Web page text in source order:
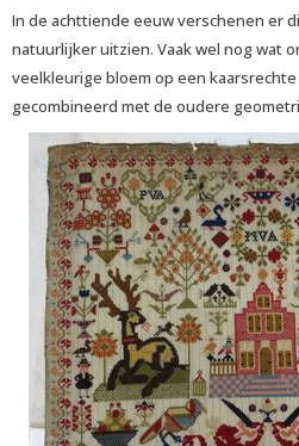
In de achttiende eeuw verschenen er
natuurlijker uitzien. Vaak wel nog wat
veelkleurige bloem op een
gecombineerd met de oudere